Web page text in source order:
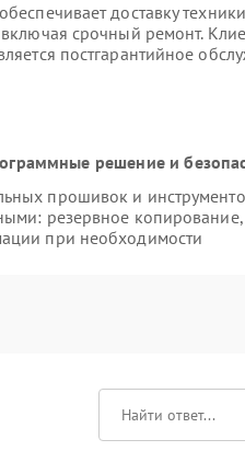
доставку
срочный ремонт.
постгарантийное
решение и
прошивок и
резервное
при необходимости